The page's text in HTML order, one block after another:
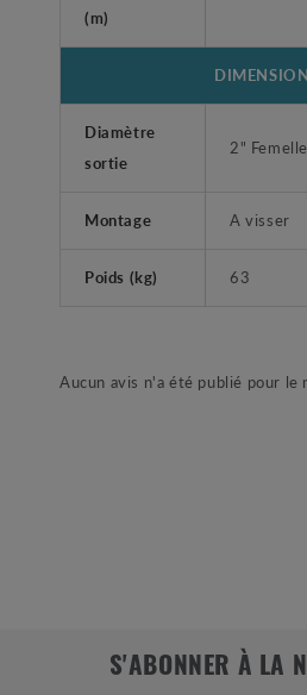
(m)
Diamètre
sortie
2" Femelle
Montage A visser
Poids (kg) 63
Aucun avis n'a été publié pour le
S'ABONNER À LA